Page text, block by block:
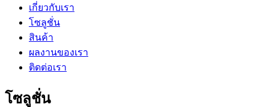
เกี่ยวกับเรา
โซลูชั่น
สินค้า
ผลงานของเรา
ติดต่อเรา
โซลูชั่น